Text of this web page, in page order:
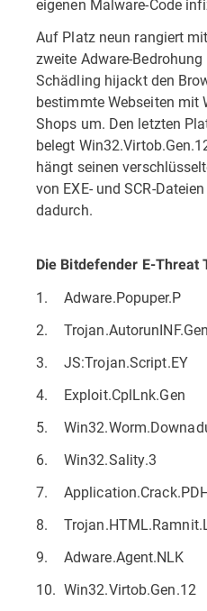
eigenen Malware-Code
Auf Platz neun rangiert
zweite Adware-
Schädling hijackt den
bestimmte Webseiten mit
Shops um. Den letzten
belegt
hängt seinen
von EXE- und SCR-
dadurch.
Die Bitdefender E-Threat
1. Adware.Popuper.P
2.
Trojan.AutorunINF.Gen
3.
JS:Trojan.Script.EY
4.
Exploit.CplLnk.Gen
5.
6.
Win32.Sality.3
7.
8.
9.
Adware.Agent.NLK
10. Win32.Virtob.Gen.12